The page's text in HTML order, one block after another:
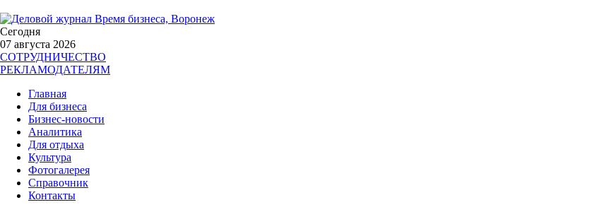
Сегодня
07 августа 2026
СОТРУДНИЧЕСТВО
РЕКЛАМОДАТЕЛЯМ
Главная
Для бизнеса
Бизнес-новости
Аналитика
Для отдыха
Культура
Фотогалерея
Справочник
Контакты